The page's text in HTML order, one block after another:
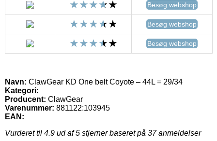
Besøg webshop
Besøg webshop
Besøg webshop
Navn: ClawGear KD One belt Coyote – 44L = 29/34
Kategori:
Producent: ClawGear
Varenummer: 881122:103945
EAN:
Vurderet til 4.9 ud af 5 stjerner baseret på 37anmeldelser